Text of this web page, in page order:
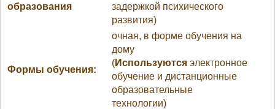
образования
задержкой психического
развития)
Формы обучения:
очная, в форме обучения на
дому
(Используются электронное
обучение и дистанционные
образовательные
технологии)